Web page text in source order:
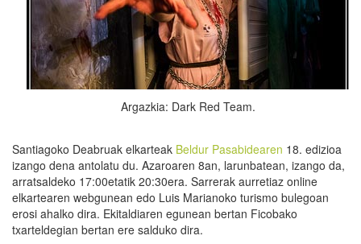
Argazkia: Dark Red Team.
Santiagoko Deabruak elkarteak Beldur Pasabidearen 18. edizioa
izango dena antolatu du. Azaroaren 8an, larunbatean, izango da,
arratsaldeko 17:00etatik 20:30era. Sarrerak aurretiaz online
elkartearen webgunean edo Luis Marianoko turismo bulegoan
erosi ahalko dira. Ekitaldiaren egunean bertan Ficobako
txarteldegian bertan ere salduko dira.